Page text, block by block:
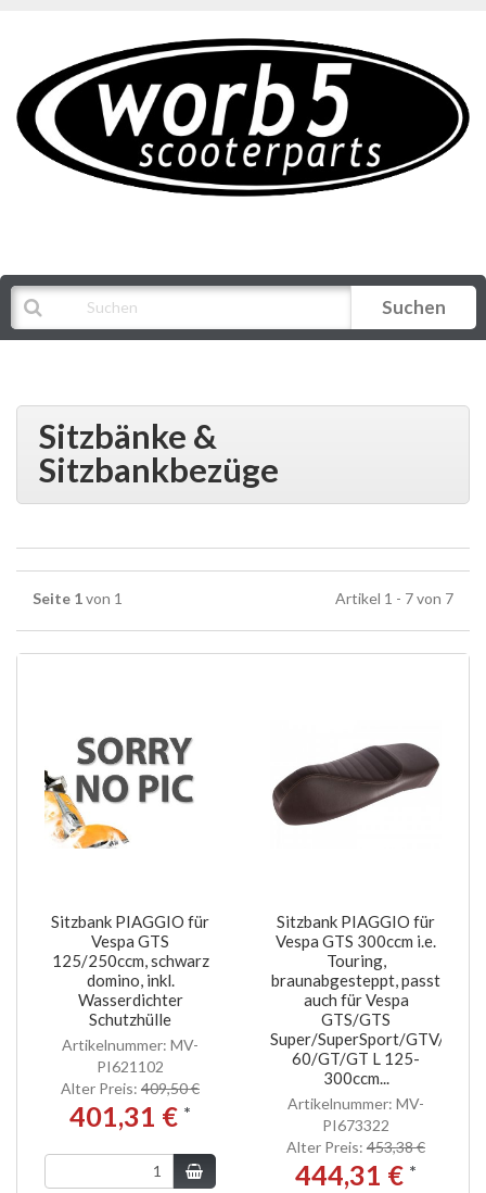
Suchen
Sitzbänke &
Sitzbankbezüge
Seite 1von 1 Artikel 1 - 7 von 7
Sitzbank PIAGGIO für
Vespa GTS
125/250ccm, schwarz
domino, inkl.
Wasserdichter
Schutzhülle
Artikelnummer: MV-
PI621102
Alter Preis: 409,50 €
401,31 € *
Sitzbank PIAGGIO für
Vespa GTS 300ccm i.e.
Touring,
braunabgesteppt, passt
auch für Vespa
GTS/GTS
Super/SuperSport/GTV/GT
60/GT/GT L 125-
300ccm...
Artikelnummer: MV-
PI673322
Alter Preis: 453,38 €
444,31 € *